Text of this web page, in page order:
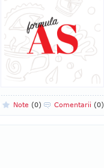
Note (0) Comentarii (0)